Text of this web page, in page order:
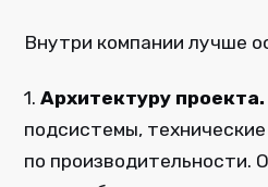
Внутри компании лучше
1. Архитектуру проекта.
подсистемы,
по производительности.